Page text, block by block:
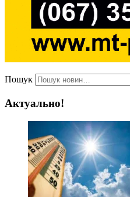
Пошук
Актуально!